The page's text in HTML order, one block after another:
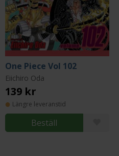
One Piece Vol 102
Eiichiro Oda
139 kr
Längre leveranstid
Beställ